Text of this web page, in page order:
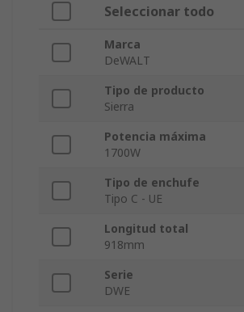
Seleccionar todo
Marca
DeWALT
Tipo de producto
Sierra
Potencia máxima
1700W
Tipo de enchufe
Tipo C - UE
Longitud total
918mm
Serie
DWE